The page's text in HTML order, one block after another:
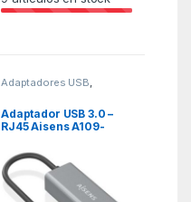
Adaptadores USB,
Adaptador USB 3.0 –
RJ45 Aisens A109-